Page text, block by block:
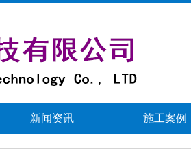
新闻资讯 施工案例